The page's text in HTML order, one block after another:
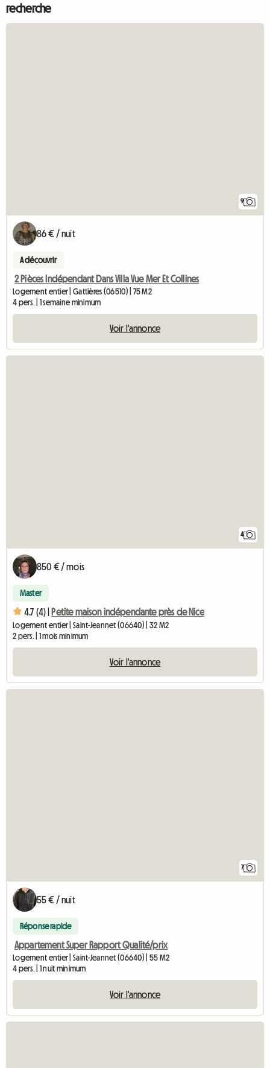
recherche
9
86 € / nuit
A découvrir
2 Pièces Indépendant Dans Villa Vue Mer Et Collines
Logement entier | Gattières (06510) | 75 M2
4 pers. | 1 semaine minimum
Voir l'annonce
4
850 € / mois
Master
4.7 (4) | Petite maison indépendante près de Nice
Logement entier | Saint-Jeannet (06640) | 32 M2
2 pers. | 1 mois minimum
Voir l'annonce
7
55 € / nuit
Réponse rapide
Appartement Super Rapport Qualité/prix
Logement entier | Saint-Jeannet (06640) | 55 M2
4 pers. | 1 nuit minimum
Voir l'annonce